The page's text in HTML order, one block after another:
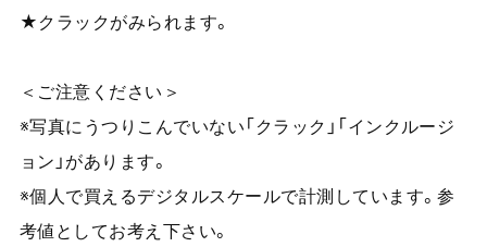
★クラックがみられます。
＜ご注意ください＞
※写真にうつりこんでいない「クラック」「インクルージ
ョン」があります。
※個人で買えるデジタルスケールで計測しています。参
考値としてお考え下さい。